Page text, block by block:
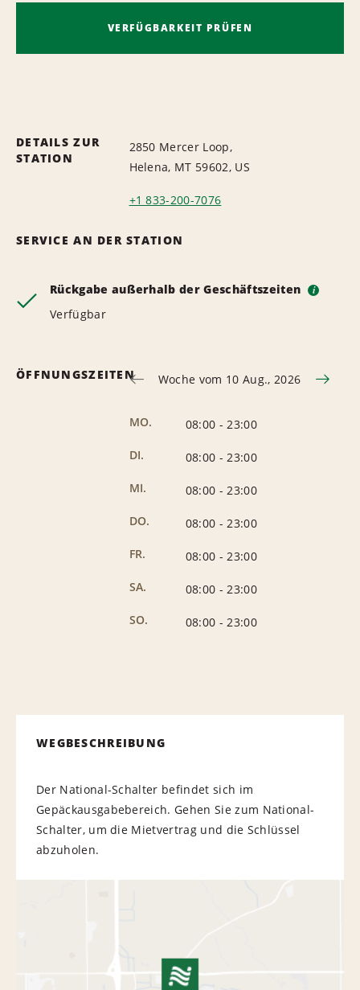
VERFÜGBARKEIT PRÜFEN
DETAILS ZUR
STATION
2850 Mercer Loop,
Helena, MT 59602, US
+1 833-200-7076
SERVICE AN DER STATION
Rückgabe außerhalb der Geschäftszeiten i
Verfügbar
ÖFFNUNGSZEITEN Woche vom 10 Aug., 2026
MO. 08:00 - 23:00
DI.
08:00 - 23:00
MI.
08:00 - 23:00
DO.
08:00 - 23:00
FR.
08:00 - 23:00
SA.
08:00 - 23:00
SO.
08:00 - 23:00
WEGBESCHREIBUNG
Der National-Schalter befindet sich im
Gepäckausgabebereich. Gehen Sie zum National-
Schalter, um die Mietvertrag und die Schlüssel
abzuholen.